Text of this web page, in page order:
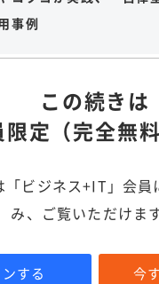
事例
この続きは
限定（完全無
「ビジネス+IT」会員
み、ご覧いただけます
する 今